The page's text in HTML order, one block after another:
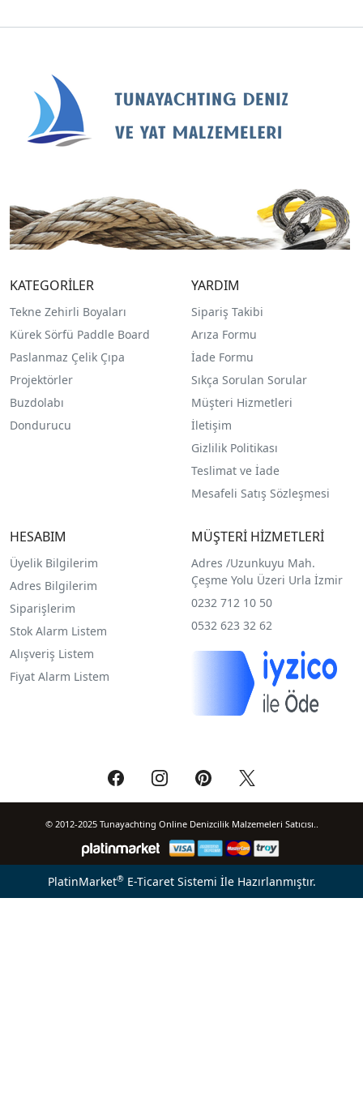
KATEGORİLER
Tekne Zehirli Boyaları
Kürek Sörfü Paddle Board
Paslanmaz Çelik Çıpa
Projektörler
Buzdolabı
Dondurucu
YARDIM
Sipariş Takibi
Arıza Formu
İade Formu
Sıkça Sorulan Sorular
Müşteri Hizmetleri
İletişim
Gizlilik Politikası
Teslimat ve İade
Mesafeli Satış Sözleşmesi
HESABIM
Üyelik Bilgilerim
Adres Bilgilerim
Siparişlerim
Stok Alarm Listem
Alışveriş Listem
Fiyat Alarm Listem
MÜŞTERİ HİZMETLERİ
Adres /Uzunkuyu Mah.
Çeşme Yolu Üzeri Urla İzmir
0232 712 10 50
0532 623 32 62
© 2012-2025 Tunayachting Online Denizcilik Malzemeleri Satıcısı..
PlatinMarket®E-Ticaret Sistemi İle Hazırlanmıştır.